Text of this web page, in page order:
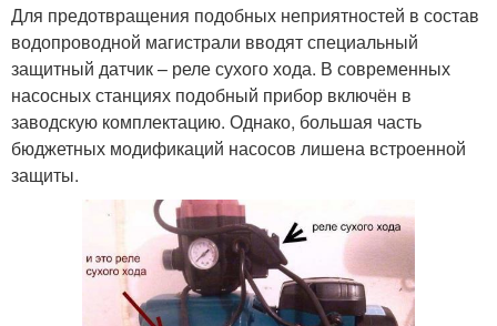
Для предотвращения подобных неприятностей в состав
водопроводной магистрали вводят специальный
защитный датчик – реле сухого хода. В современных
насосных станциях подобный прибор включён в
заводскую комплектацию. Однако, большая часть
бюджетных модификаций насосов лишена встроенной
защиты.